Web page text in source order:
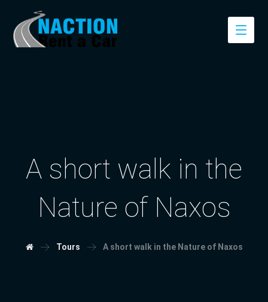
A short walk in the
Nature of Naxos
Tours A short walk in the Nature of Naxos